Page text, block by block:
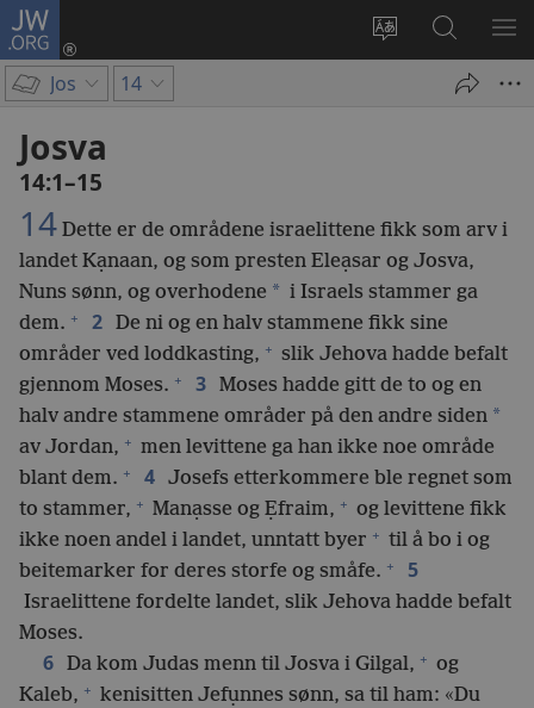
JW.ORG
Endre
Logg
inn
Søk
på
JW.ORG
VIS
Jos 14
Josva
14:1–15
14 Dette er de områdene israelittene fikk som arv i
landet Kạnaan, og som presten Eleạsar og Josva,
Nuns sønn, og overhodene * i Israels stammer ga
dem. + 2 De ni og en halv stammene fikk sine
områder ved loddkasting, + slik Jehova hadde befalt
gjennom Moses. + 3 Moses hadde gitt de to og en
halv andre stammene områder på den andre siden *
av Jordan, + men levittene ga han ikke noe område
blant dem. + 4 Josefs etterkommere ble regnet som
to stammer, + Manạsse og Ẹfraim, + og levittene fikk
ikke noen andel i landet, unntatt byer + til å bo i og
beitemarker for deres storfe og småfe. + 5
Israelittene fordelte landet, slik Jehova hadde befalt
Moses.
6 Da kom Judas menn til Josva i Gilgal, + og
Kaleb, + kenisitten Jefụnnes sønn, sa til ham: «Du